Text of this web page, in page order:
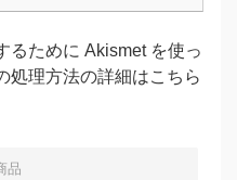
るために Akismet を使っ
処理方法の詳細はこちら
品